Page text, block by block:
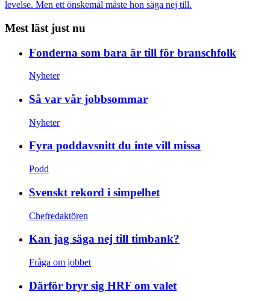
levelse. Men ett önskemål måste hon säga nej till.
Mest läst just nu
Fonderna som bara är till för branschfolk
Nyheter
Så var vår jobbsommar
Nyheter
Fyra poddavsnitt du inte vill missa
Podd
Svenskt rekord i simpelhet
Chefredaktören
Kan jag säga nej till timbank?
Fråga om jobbet
Därför bryr sig HRF om valet